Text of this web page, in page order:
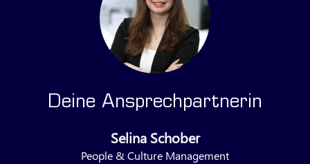
Deine Ansprechpartnerin
Selina Schober
People & Culture Management